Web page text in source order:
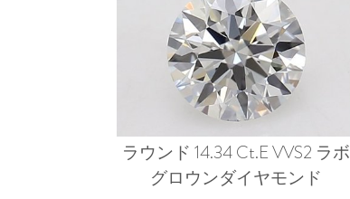
ラウンド 14.34 Ct.E VVS2 ラボ
グロウンダイヤモンド